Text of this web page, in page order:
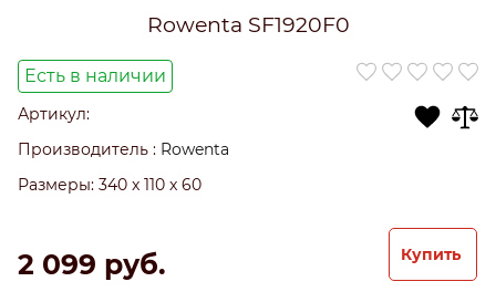
Rowenta SF1920F0
Есть в наличии
Артикул:
Производитель : Rowenta
Размеры: 340 x 110 x 60
2 099 руб. Купить